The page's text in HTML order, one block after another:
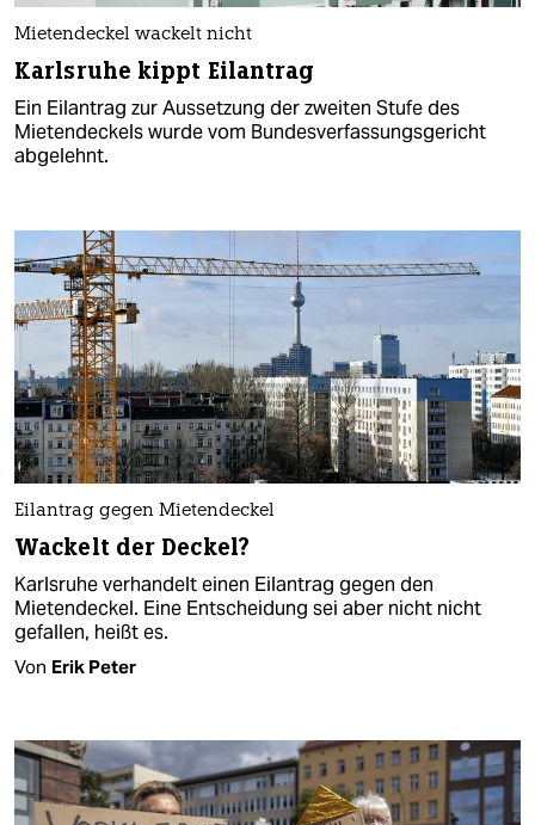
Mietendeckel wackelt nicht
Karlsruhe kippt Eilantrag
Ein Eilantrag zur Aussetzung der zweiten Stufe des
Mietendeckels wurde vom Bundesverfassungsgericht
abgelehnt.
Eilantrag gegen Mietendeckel
Wackelt der Deckel?
Karlsruhe verhandelt einen Eilantrag gegen den
Mietendeckel. Eine Entscheidung sei aber nicht nicht
gefallen, heißt es.
Von Erik Peter